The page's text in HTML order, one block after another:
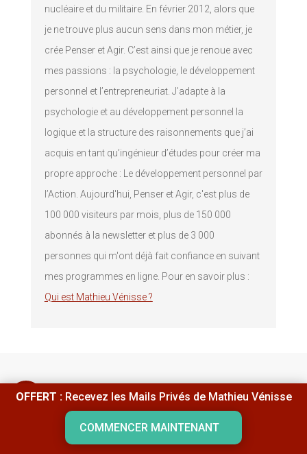
nucléaire et du militaire. En février 2012, alors que
je ne trouve plus aucun sens dans mon métier, je
crée Penser et Agir. C’est ainsi que je renoue avec
mes passions : la psychologie, le développement
personnel et l’entrepreneuriat. J’adapte à la
psychologie et au développement personnel la
logique et la structure des raisonnements que j’ai
acquis en tant qu’ingénieur d’études pour créer ma
propre approche : Le développement personnel par
l’Action. Aujourd'hui, Penser et Agir, c'est plus de
100 000 visiteurs par mois, plus de 150 000
abonnés à la newsletter et plus de 3 000
personnes qui m'ont déjà fait confiance en suivant
mes programmes en ligne. Pour en savoir plus :
Qui est Mathieu Vénisse ?
Commentaires
OFFERT :Recevez les Mails Privés de Mathieu Vénisse
COMMENCER MAINTENANT